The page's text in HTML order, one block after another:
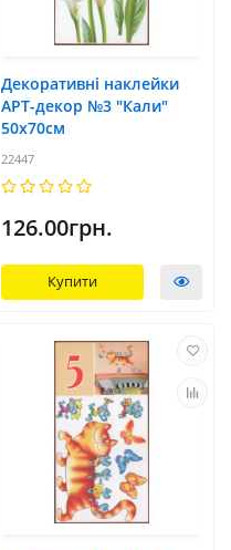
Декоративні наклейки
АРТ-декор №3 "Кали"
50x70см
22447
126.00грн.
Купити